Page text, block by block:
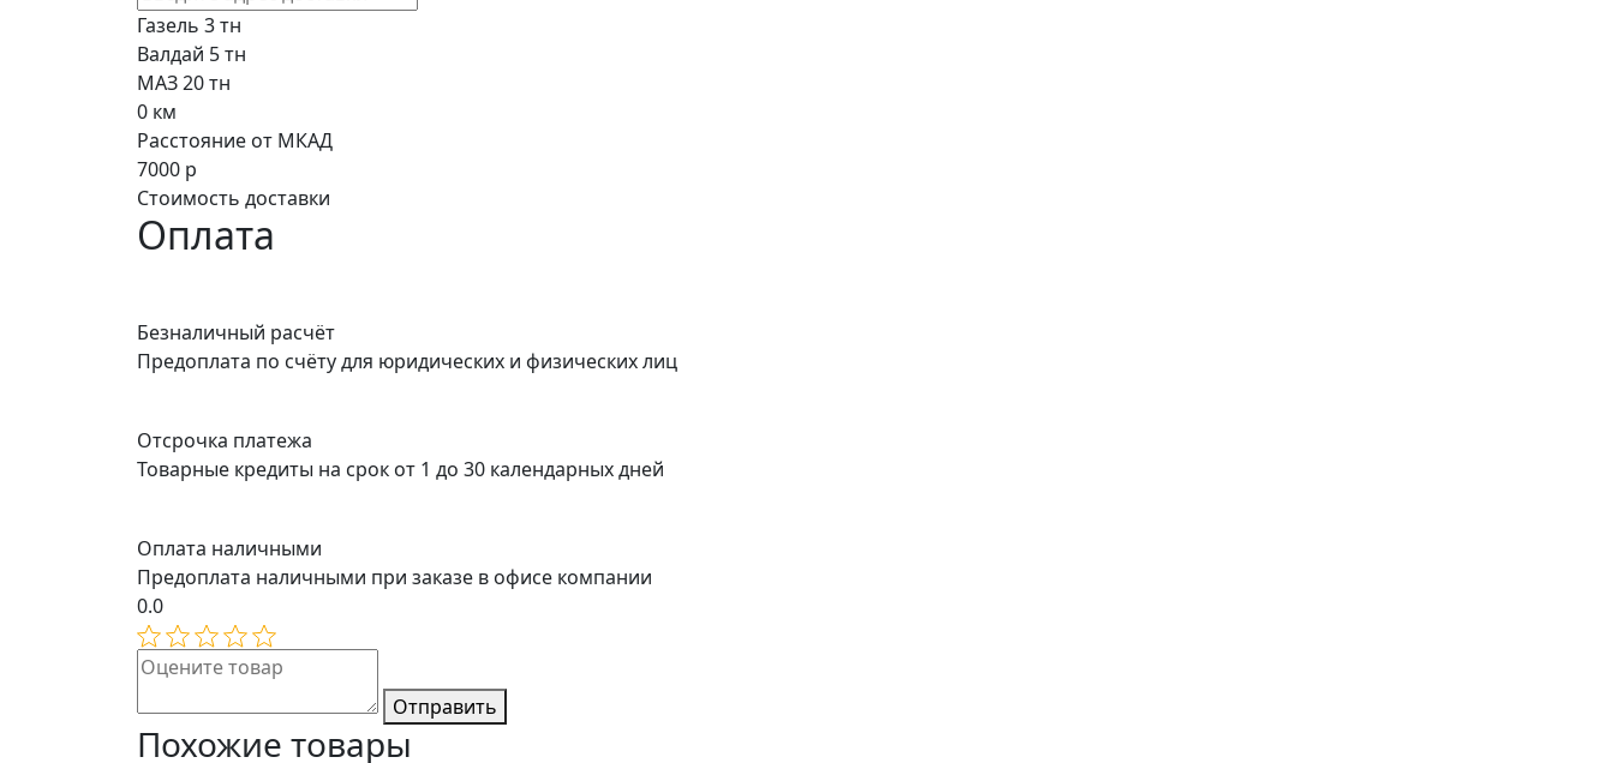
Газель 3 тн
Валдай 5 тн
МАЗ 20 тн
0 км
Расстояние от МКАД
7000 р
Стоимость доставки
Оплата
Безналичный расчёт
Предоплата по счёту для юридических и физических лиц
Отсрочка платежа
Товарные кредиты на срок от 1 до 30 календарных дней
Оплата наличными
Предоплата наличными при заказе в офисе компании
0.0
Отправить
Похожие товары